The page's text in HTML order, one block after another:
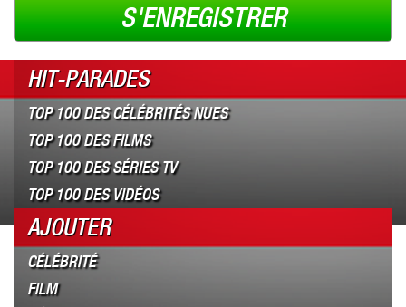
S'ENREGISTRER
HIT-PARADES
TOP 100 DES CÉLÉBRITÉS NUES
TOP 100 DES FILMS
TOP 100 DES SÉRIES TV
TOP 100 DES VIDÉOS
AJOUTER
CÉLÉBRITÉ
FILM